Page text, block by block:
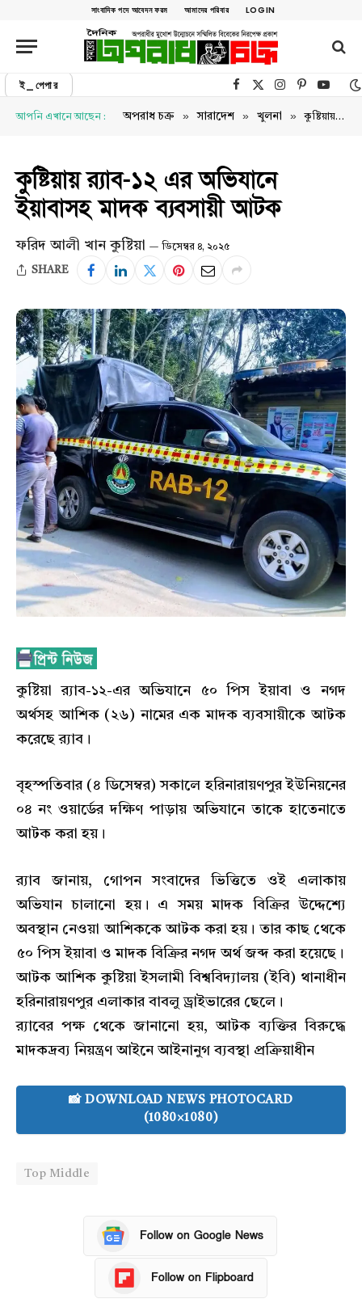
সাংবাদিক পদে আবেদন ফরম আমাদের পরিবার LOGIN
ই_পেপার Facebook
X (Twitter)Instagram
Pinterest
আপনি এখানে আছেন : অপরাধ চক্র » সারাদেশ » খুলনা » কুষ্টিয়ায় র‍্যাব-১২ এর অভিযানে ইয়াবাসহ মাদক ব্যবসায়ী আটক
কুষ্টিয়ায় র‍্যাব-১২ এর অভিযানে
ইয়াবাসহ মাদক ব্যবসায়ী আটক
ফরিদ আলী খান কুষ্টিয়া ডিসেম্বর ৪, ২০২৫
SHARE
কুষ্টিয়া র‍্যাব-১২-এর অভিযানে ৫০ পিস ইয়াবা ও নগদ
অর্থসহ আশিক (২৬) নামের এক মাদক ব্যবসায়ীকে আটক
করেছে র‍্যাব।
বৃহস্পতিবার (৪ ডিসেম্বর) সকালে হরিনারায়ণপুর ইউনিয়নের
০৪ নং ওয়ার্ডের দক্ষিণ পাড়ায় অভিযানে তাকে হাতেনাতে
আটক করা হয়।
র‍্যাব জানায়, গোপন সংবাদের ভিত্তিতে ওই এলাকায়
অভিযান চালানো হয়। এ সময় মাদক বিক্রির উদ্দেশ্যে
অবস্থান নেওয়া আশিককে আটক করা হয়। তার কাছ থেকে
৫০ পিস ইয়াবা ও মাদক বিক্রির নগদ অর্থ জব্দ করা হয়েছে।
আটক আশিক কুষ্টিয়া ইসলামী বিশ্ববিদ্যালয় (ইবি) থানাধীন
হরিনারায়ণপুর এলাকার বাবলু ড্রাইভারের ছেলে।
র‍্যাবের পক্ষ থেকে জানানো হয়, আটক ব্যক্তির বিরুদ্ধে
মাদকদ্রব্য নিয়ন্ত্রণ আইনে আইনানুগ ব্যবস্থা প্রক্রিয়াধীন
📸 DOWNLOAD NEWS PHOTOCARD
(1080×1080)
Top Middle
Follow on Google News
Follow on Flipboard